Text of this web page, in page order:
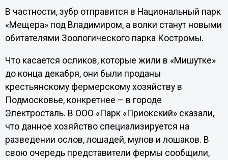
В частности, зубр отправится в Национальный парк
«Мещера» под Владимиром, а волки станут новыми
обитателями Зоологического парка Костромы.
Что касается осликов, которые жили в «Мишутке»
до конца декабря, они были проданы
крестьянскому фермерскому хозяйству в
Подмосковье, конкретнее – в городе
Электросталь. В ООО «Парк «Приокский» сказали,
что данное хозяйство специализируется на
разведении ослов, лошадей, мулов и лошаков. В
свою очередь представители фермы сообщили,